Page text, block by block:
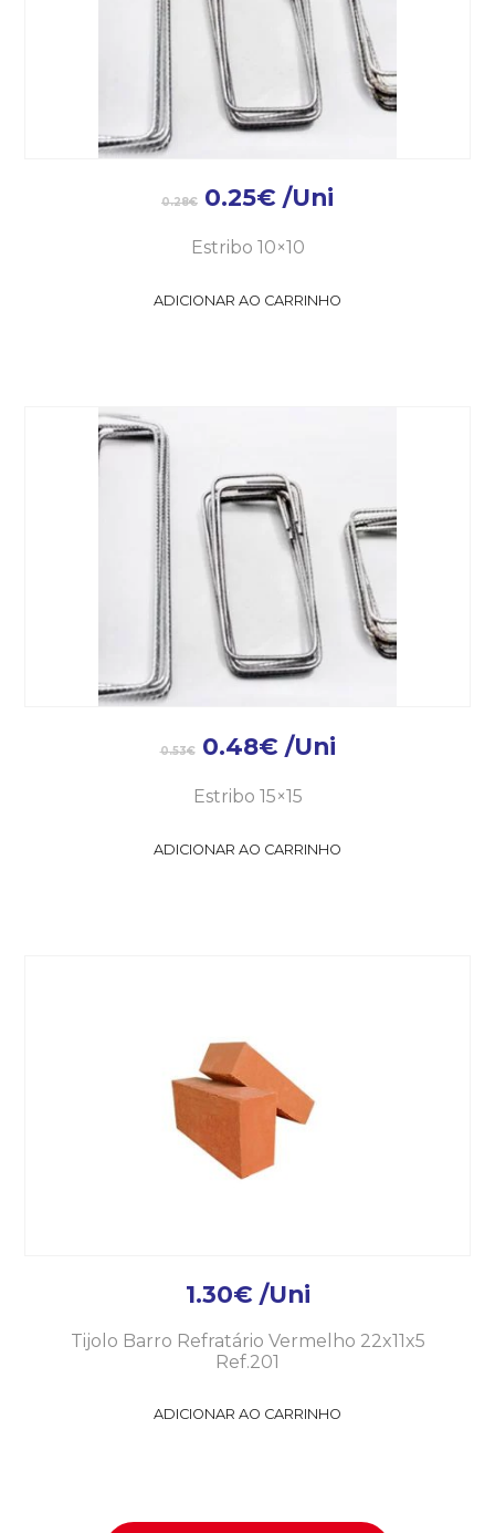
0.28€ 0.25€ /Uni
Estribo 10×10
ADICIONAR AO CARRINHO
0.53€ 0.48€ /Uni
Estribo 15×15
ADICIONAR AO CARRINHO
1.30€ /Uni
Tijolo Barro Refratário Vermelho 22x11x5
Ref.201
ADICIONAR AO CARRINHO